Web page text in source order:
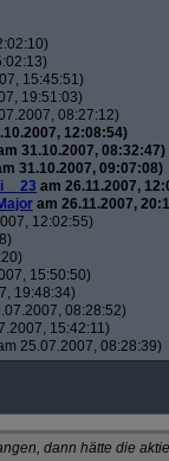
15:45:51)
19:51:03)
08:27:12)
12:08:54)
31.10.2007, 08:32:47)
31.10.2007, 09:07:08)
am 26.11.2007,
am 26.11.2007,
12:02:55)
15:50:50)
19:48:34)
08:28:52)
15:42:11)
25.07.2007, 08:28:39)
dann hätte die